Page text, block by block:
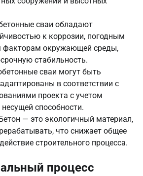
сваи обладают
к коррозии, погодным
факторам окружающей среды,
стабильность.
сваи могут быть
в соответствии с
проекта с учетом
способности.
— это экологичный материал,
что снижает общее
строительного процесса.
процесс